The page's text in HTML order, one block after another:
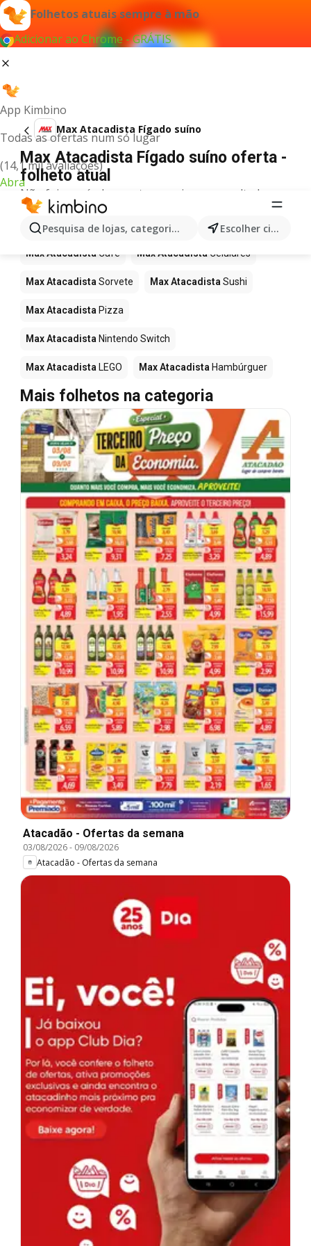
Folhetos atuais sempre à mão
Adicionar ao Chrome - GRÁTIS
App Kimbino
Todas as ofertas num só lugar
(14,1 mil avaliações)
Abra
Pesquisa de lojas, categorias,produtos... Escolher cidade
Max Atacadista Fígado suíno
Max Atacadista Fígado suíno oferta -
folheto atual
Não foi possível encontrar quaisquer resultados
para este termo.
Mais produtos em Max Atacadista
Max Atacadista Café Max Atacadista Celulares
Max Atacadista Sorvete Max Atacadista Sushi
Max Atacadista Pizza
Max Atacadista Nintendo Switch
Max Atacadista LEGO Max Atacadista Hambúrguer
Mais folhetos na categoria
Atacadão - Ofertas da semana
03/08/2026- 09/08/2026
Atacadão - Ofertas da semana